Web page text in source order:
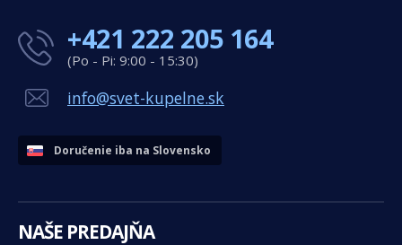
+421 222 205 164
(Po - Pi: 9:00 - 15:30)
info@svet-kupelne.sk
Doručenie iba na Slovensko
NAŠE PREDAJŇA